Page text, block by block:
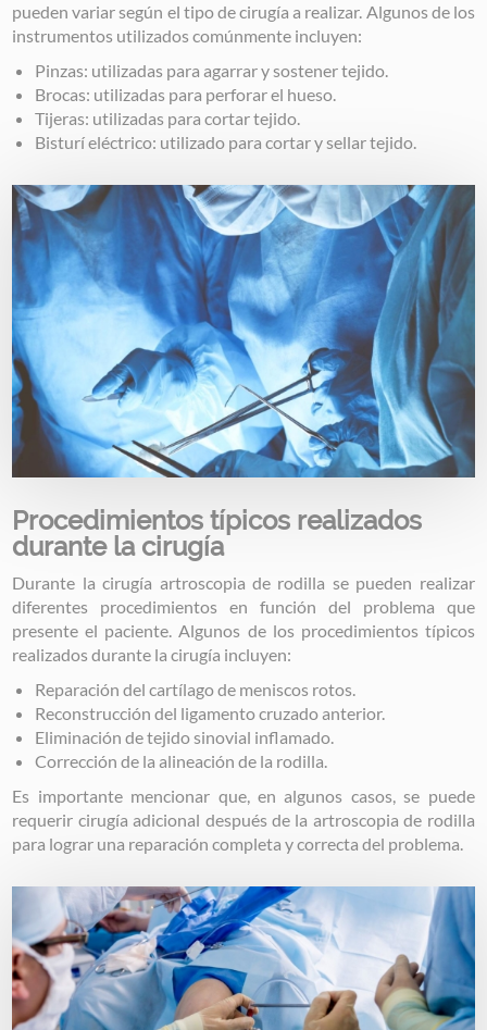
pueden variar según el tipo de cirugía a realizar. Algunos de los
instrumentos utilizados comúnmente incluyen:
Pinzas: utilizadas para agarrar y sostener tejido.
Brocas: utilizadas para perforar el hueso.
Tijeras: utilizadas para cortar tejido.
Bisturí eléctrico: utilizado para cortar y sellar tejido.
Image
Procedimientos típicos realizados
durante la cirugía
Durante la cirugía artroscopia de rodilla se pueden realizar
diferentes procedimientos en función del problema que
presente el paciente. Algunos de los procedimientos típicos
realizados durante la cirugía incluyen:
Reparación del cartílago de meniscos rotos.
Reconstrucción del ligamento cruzado anterior.
Eliminación de tejido sinovial inflamado.
Corrección de la alineación de la rodilla.
Es importante mencionar que, en algunos casos, se puede
requerir cirugía adicional después de la artroscopia de rodilla
para lograr una reparación completa y correcta del problema.